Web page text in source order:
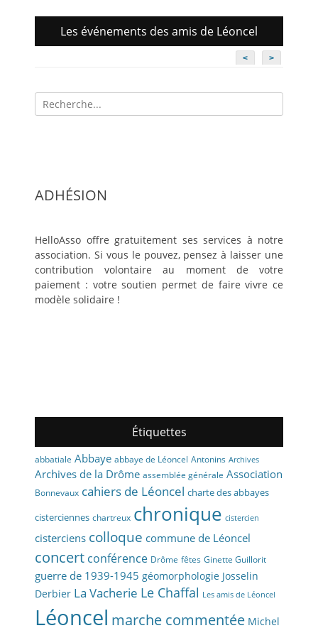
articles
Les événements des amis de Léoncel
< >
Recherche
pour:
ADHÉSION
HelloAsso offre gratuitement ses services à notre
association. Si vous le pouvez, pensez à laisser une
contribution volontaire au moment de votre
paiement : votre soutien permet de faire vivre ce
modèle solidaire !
Étiquettes
abbatiale Abbaye abbaye de Léoncel Antonins Archives
Archives de la Drôme assemblée générale Association
Bonnevaux cahiers de Léoncel charte des abbayes
cisterciennes chartreux chronique cistercien
cisterciens colloque commune de Léoncel
concert conférence Drôme fêtes Ginette Guillorit
guerre de 1939-1945 géomorphologie Josselin
Derbier La Vacherie Le Chaffal Les amis de Léoncel
Léoncel marche commentée Michel